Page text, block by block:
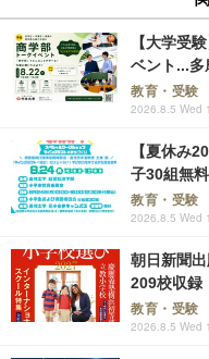
【大学受
ベント...
教育・受験
2026.8.5 Wed
【夏休み
子30組無
教育・受験
2026.8.5 Wed
朝日新聞
209校収録
教育・受験
2026.8.5 Wed